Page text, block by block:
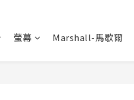
螢幕 Marshall-馬歇爾